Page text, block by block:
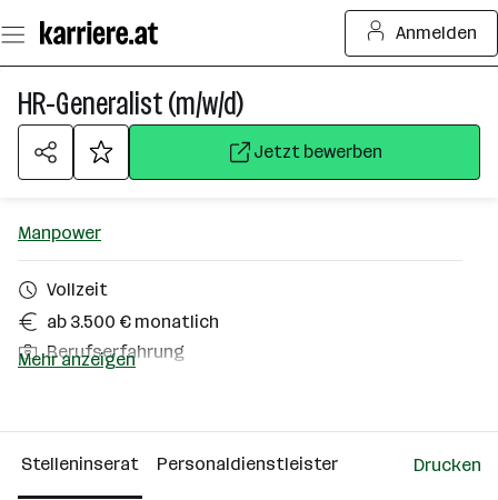
Seiteninhalt
springen
Anmelden
HR-Generalist (m/w/d)
Jetzt bewerben
Manpower
Vollzeit
ab 3.500 € monatlich
Berufserfahrung
Mehr anzeigen
Stelleninserat Personaldienstleister Drucken